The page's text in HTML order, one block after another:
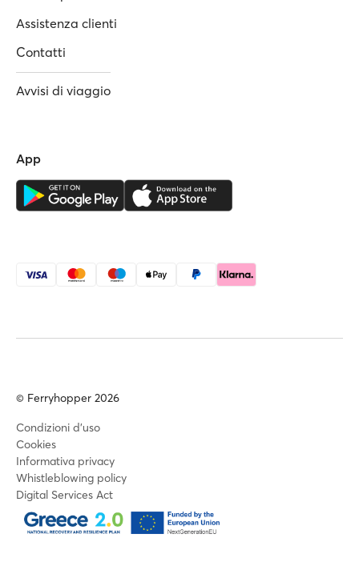
Assistenza clienti
Contatti
Avvisi di viaggio
App
© Ferryhopper 2026
Condizioni d'uso
Cookies
Informativa privacy
Whistleblowing policy
Digital Services Act